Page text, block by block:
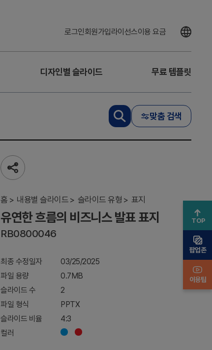
로그인회원가입라이선스이용 요금
디자인별 슬라이드 무료 템플릿
맞춤 검색
공
유
기
홈 내용별 슬라이드 슬라이드 유형 표지
한
흐
름
즈
니
스
발
지
유연한 흐름의 비즈니스 발표 표지
RB0800046
최종 수정일자
03/25/2025
파일 용량
0.7MB
슬라이드 수
2
파일 형식
PPTX
슬라이드 비율
4:3
컬러
TOP
팝업존
이용팁